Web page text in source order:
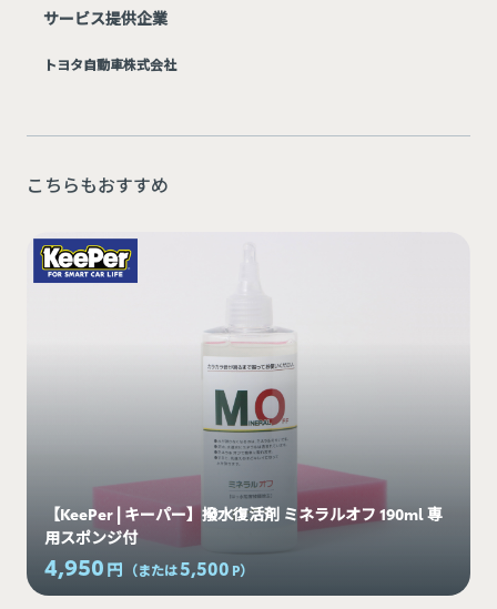
サービス提供企業
トヨタ自動車株式会社
こちらもおすすめ
【KeePer | キーパー】撥水復活剤 ミネラルオフ 190ml 専
用スポンジ付
4,950 円 （または5,500 P）